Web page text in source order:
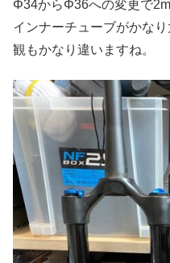
Φ34からΦ36への変更で
インナーチューブがかな
観もかなり違いますね。